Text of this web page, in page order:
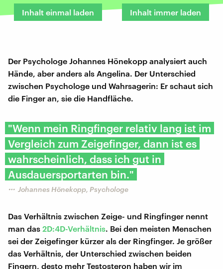
Inhalt einmal laden Inhalt immer laden
Der Psychologe Johannes Hönekopp analysiert auch
Hände, aber anders als Angelina. Der Unterschied
zwischen Psychologe und Wahrsagerin: Er schaut sich
die Finger an, sie die Handfläche.
"Wenn mein Ringfinger relativ lang ist im
Vergleich zum Zeigefinger, dann ist es
wahrscheinlich, dass ich gut in
Ausdauersportarten bin."
Johannes Hönekopp, Psychologe
Das Verhältnis zwischen Zeige- und Ringfinger nennt
man das 2D:4D-Verhältnis. Bei den meisten Menschen
sei der Zeigefinger kürzer als der Ringfinger. Je größer
das Verhältnis, der Unterschied zwischen beiden
Fingern, desto mehr Testosteron haben wir im